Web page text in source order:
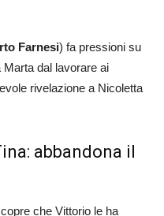
Farnesi) fa pressioni su
dal lavorare ai
rivelazione a Nicoletta
abbandona il
che Vittorio le ha